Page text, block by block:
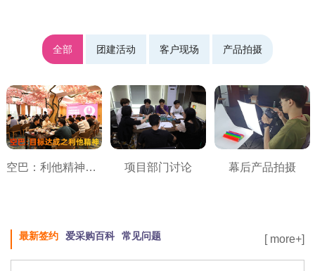
全部 团建活动 客户现场 产品拍摄
空巴：利他精神之目标达成 项目部门讨论 幕后产品拍摄
最新签约 爱采购百科 常见问题 [ more+]